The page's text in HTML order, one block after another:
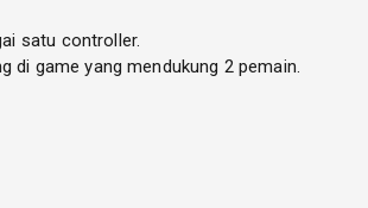
satu controller.
di game yang mendukung 2 pemain.